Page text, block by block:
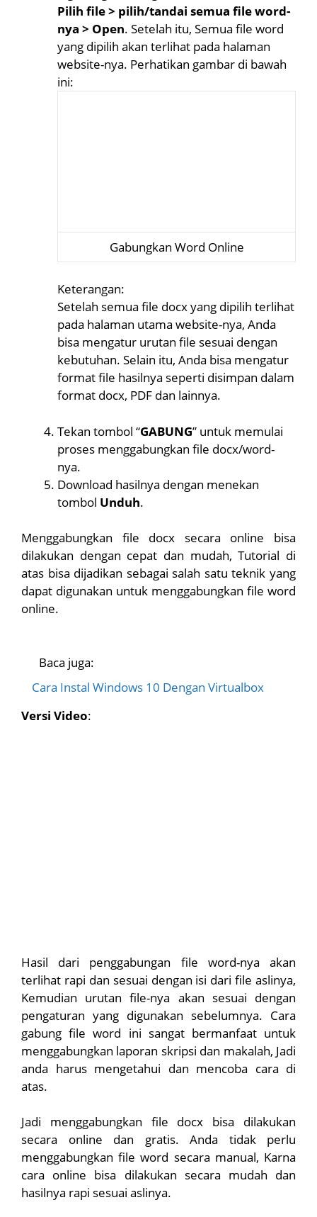
Pilih file > pilih/tandai semua file word-
nya > Open. Setelah itu, Semua file word
yang dipilih akan terlihat pada halaman
website-nya. Perhatikan gambar di bawah
ini:
Gabungkan Word Online
Keterangan:
Setelah semua file docx yang dipilih terlihat
pada halaman utama website-nya, Anda
bisa mengatur urutan file sesuai dengan
kebutuhan. Selain itu, Anda bisa mengatur
format file hasilnya seperti disimpan dalam
format docx, PDF dan lainnya.
Tekan tombol “GABUNG” untuk memulai
proses menggabungkan file docx/word-
nya.
Download hasilnya dengan menekan
tombol Unduh.
Menggabungkan file docx secara online bisa
dilakukan dengan cepat dan mudah, Tutorial di
atas bisa dijadikan sebagai salah satu teknik yang
dapat digunakan untuk menggabungkan file word
online.
Baca juga:
Cara Instal Windows 10 Dengan Virtualbox
Versi Video:
Hasil dari penggabungan file word-nya akan
terlihat rapi dan sesuai dengan isi dari file aslinya,
Kemudian urutan file-nya akan sesuai dengan
pengaturan yang digunakan sebelumnya. Cara
gabung file word ini sangat bermanfaat untuk
menggabungkan laporan skripsi dan makalah, Jadi
anda harus mengetahui dan mencoba cara di
atas.
Jadi menggabungkan file docx bisa dilakukan
secara online dan gratis. Anda tidak perlu
menggabungkan file word secara manual, Karna
cara online bisa dilakukan secara mudah dan
hasilnya rapi sesuai aslinya.